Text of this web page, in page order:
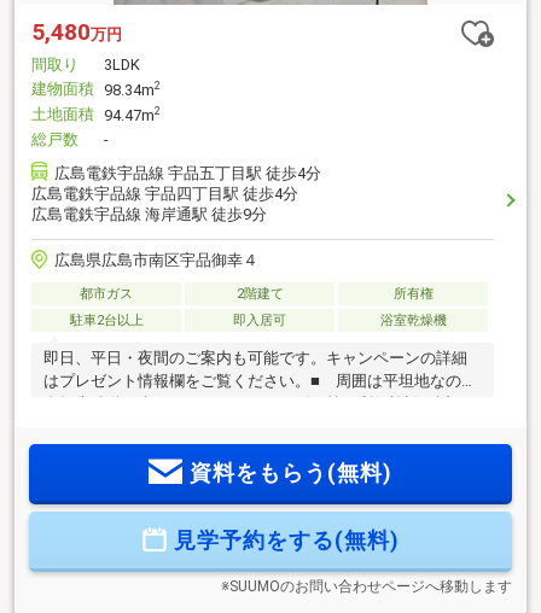
5,480万円
間取り
3LDK
建物面積 98.34m2
土地面積 94.47m2
総戸数
-
広島電鉄宇品線 宇品五丁目駅 徒歩4分
広島電鉄宇品線 宇品四丁目駅 徒歩4分
広島電鉄宇品線 海岸通駅 徒歩9分
広島県広島市南区宇品御幸４
都市ガス 2階建て
所有権
駐車2台以上
即入居可 浴室乾燥機
即日、平日・夜間のご案内も可能です。キャンペーンの詳細
はプレゼント情報欄をご覧ください。■ 周囲は平坦地なので
ボード設置により、キッチン廻りがすっきりして収納力も充
実です。■ 小学校・保育園が近く忙しいお母さんも安心で
ので自然と家族の顔を合わせ、コミュニケーションが生まれ
より駐車場2台使用可能です。
資料をもらう(無料)
見学予約をする(無料)
※SUUMOのお問い合わせページへ移動します